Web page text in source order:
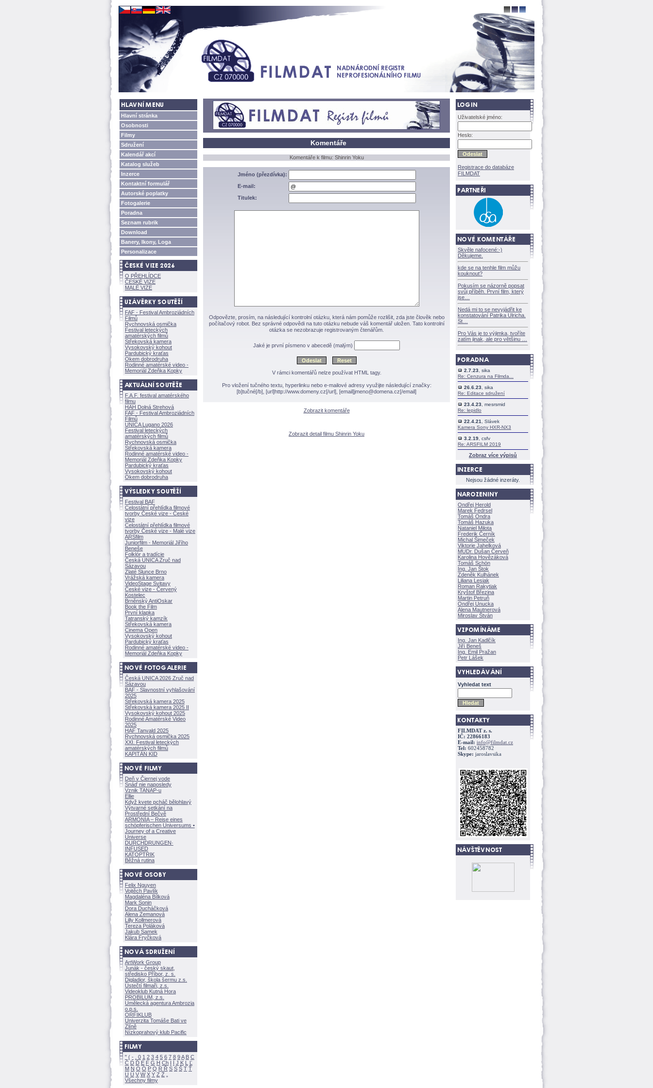
Hlavní stránka
Osobnosti
Filmy
Sdružení
Kalendář akcí
Katalog služeb
Inzerce
Kontaktní formulář
Autorské poplatky
Fotogalerie
Poradna
Seznam rubrik
Download
Banery, Ikony, Loga
Personalizace
O PŘEHLÍDCE
ČESKÉ VIZE
MALÉ VIZE
FAF - Festival Ambroziádních
Filmů
Rychnovská osmička
Festival leteckých
amatérských filmů
Střekovská kamera
Vysokovský kohout
Pardubický kraťas
Okem dobrodruha
Rodinné amatérské video -
Memoriál Zdeňka Kopky
F.A.F. festival amatérského
filmu
HAH Dolná Strehov
FAF - Festival Ambroziádních
Filmů
UNICA Lugano 2026
Festival leteckých
amatérských filmů
Rychnovská osmička
Střekovská kamera
Rodinné amatérské video -
Memoriál Zdeňka Kopky
Pardubický kraťas
Vysokovský kohout
Okem dobrodruha
Festival BAF
Celostátní přehlídka filmové
tvorby České vize - České
vize
Celostátní přehlídka filmové
tvorby České vize - Malé vize
ARSfilm
Juniorfilm - Memoriál Jiřího
Beneše
Folklór a tradície
Česká UNICA Zruč nad
Sázavou
Zlaté Slunce Brno
Vrážská kamera
VideoStage Svitavy
České vize - Červený
Kostelec
Brněnský AntiOskar
Book the Film
První klapka
Tatranský kamzík
Střekovská kamera
Cinema Open
Vysokovský kohout
Pardubický kraťas
Rodinné amatérské video -
Memoriál Zdeňka Kopky
Česká UNICA 2026 Zruč nad
Sázavou
BAF - Slavnostní vyhlašování
2025
Střekovská kamera 2025
Střekovská kamera 2025 II
Vysokovský kohout 2025
Rodinné Amatérské Video
2025
HAF Tanvald 2025
Rychnovská osmička 2025
XXI. Festival leteckých
amatérských filmů
KAPITÁN KID
Deň v Čiernej vode
Snáď nie naposledy
Vznik TANAP-u
Ellie
Když kvete pcháč bělohlavý
Výtvarné setkání na
Prostřední Bečvě
ARMONÍA – Reise eines
schöpferischen Universums •
Journey of a Creative
Universe
DURCHDRUNGEN·
INFUSED
KATOPTRIK
Běžná rutina
Felix Nguyen
Vojtěch Pavlík
Magdaléna Bílkov
Mark Sonin
Dora Ducháčkov
Alena Zemanov
Lilly Kollmerov
Tereza Polákov
Jakub Samek
Klára Fryčkov
ArtWork Group
Junák - český skaut,
středisko Příbor, z. s.
Digladior, škola šermu z.s.
Ústečtí filmaři, z.s.
Videoklub Kutná Hora
PROBILUM, z.s.
Umělecká agentura Ambrozia
o.p.s.
ORFIKLUB
Univerzita Tomáše Bati ve
Zlíně
Nízkoprahový klub Pacific
" ( - 0 1 2 3 4 5 6 7 8 9A B C
Č D Ď E F G H Ch I Í J K L
Ľ
M N O Ó P Q R Ř S Ś T Ť
U Ú V W X Y Z
Všechny filmy
Komentáře
Komentáře k filmu: Shinrin Yoku
Jméno (přezdívka):
E-mail:
Titulek:
Odpovězte, prosím, na následující kontrolní otázku, která nám pomůže rozlišit, zda jste člověk nebo
počítačový robot. Bez správné odpovědi na tuto otázku nebude váš komentář uložen. Tato kontrolní
otázka se nezobrazuje registrovaným čtenářům.
Jaké je první písmeno v abecedě (malým)
V rámci komentářů nelze používat HTML tagy.
Pro vložení tučného textu, hyperlinku nebo e-mailové adresy využijte následující značky:
[b]tučné[/b], [url]http://www.domeny.cz[/url], [email]jmeno@domena.cz[/email]
Zobrazit komentáře
Zobrazit detail filmu Shinrin Yoku
Uživatelské jméno:
Heslo:
Registrace do databáze
FILMDAT
Skvěle nafocené:-)
Děkujeme.
kde se na tenhle film můžu
kouknout?
Pokusím se názorně popsat
svůj příběh. První film, který
jse
Nedá mi to se nevyjádřit ke
konstatování Patrika Ulricha.
St
Pro Vás je to výjimka, tvoříte
zatím jinak, ale pro většinu
2.7.23 , sika
Re: Cenzura na Filmda...
26.6.23 , sika
Re: Editace sdružení
23.4.23 , mesrsmid
Re: lepidlo
22.4.21
, Slávek
Kamera Sony HXR-NX3
3.2.19 , csfv
Re: ARSFILM 2019
Zobraz více výpisů
Nejsou žádné inzeráty.
Ondřej Herold
Marek Fedrsel
Tomáš Ondra
Tomáš Hazuka
Nataniel Milota
Frederik Černík
Michal Šimeček
Viktorie Jahelkov
MUDr. Dušan Červeň
Karolina Hovězákov
Tomáš Schön
Ing. Jan Štok
Zdeněk Kulhánek
Liliana Lesiak
Roman Rakytiak
Kryštof Březina
Martin Petruň
Ondřej Unucka
Alena Mautnerov
Miroslav Štván
Ing. Jan Kadlčík
Jiří Bene
Ing. Emil Pražan
Petr Lášek
Vyhledat text
FILMDAT z. s.
IČ: 22866183
E-mail: info@filmdat.cz
Tel: 602458782
Skype: jaroslavsika